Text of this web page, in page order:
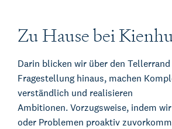
Zu Hause bei
Darin blicken wir über den
Fragestellung hinaus, machen
verständlich und realisieren
Ambitionen.Vorzugsweise, indem
oder Problemen proaktiv